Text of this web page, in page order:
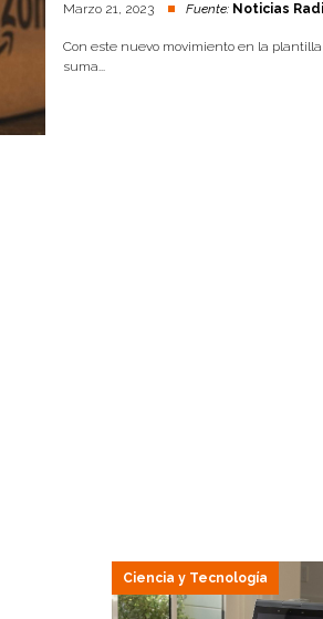
Marzo 21, 2023 Fuente: Noticias
Con este nuevo movimiento en la
suma...
Ciencia y Tecnología